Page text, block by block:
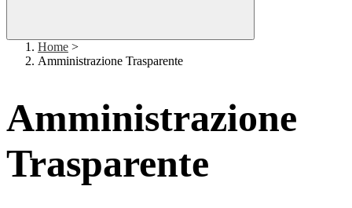
Home >
Amministrazione Trasparente
Amministrazione
Trasparente